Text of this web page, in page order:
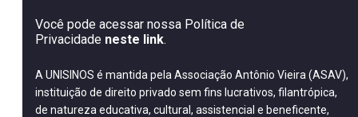
Você pode acessar nossa Política de
Privacidade neste link.
A UNISINOS é mantida pela Associação Antônio Vieira (ASAV),
instituição de direito privado sem fins lucrativos, filantrópica,
de natureza educativa, cultural, assistencial e beneficente,